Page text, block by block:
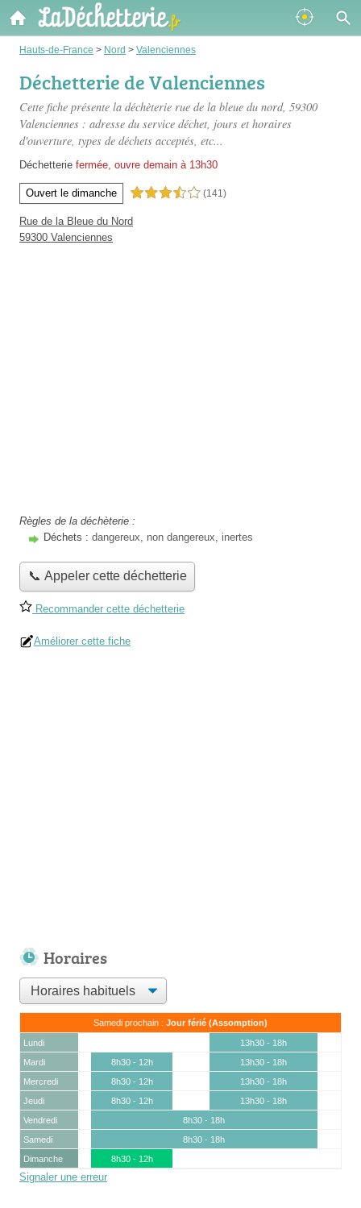
Hauts-de-France > Nord > Valenciennes
Déchetterie de Valenciennes
Cette fiche présente la déchèterie rue de la bleue du nord, 59300
Valenciennes : adresse du service déchet, jours et horaires
d'ouverture, types de déchets acceptés, etc...
Déchetterie fermée, ouvre demain à 13h30
Ouvert le dimanche 3,5 étoiles sur 5 (141)
Rue de la Bleue du Nord
59300 Valenciennes
Règles de la déchèterie :
Déchets : dangereux, non dangereux, inertes
📞 Appeler cette déchetterie
Recommander cette déchetterie
Améliorer cette fiche
Horaires
Samedi prochain : Jour férié (Assomption)
Lundi
13h30 - 18h
Mardi
8h30 - 12h
13h30 - 18h
Mercredi
8h30 - 12h
13h30 - 18h
Jeudi
8h30 - 12h
13h30 - 18h
Vendredi
8h30 - 18h
Samedi
8h30 - 18h
Dimanche
8h30 - 12h
Signaler une erreur